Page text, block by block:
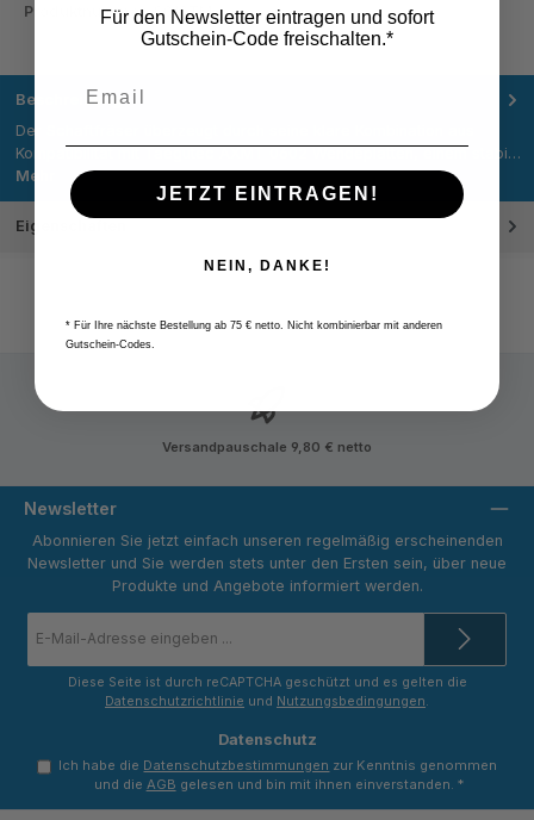
Produktnummer:S010TM
Beschreibung
Der Schaftfräser überzeugt durch seine klare Kombination aus
Kompatibilität mit Taegutec AXMT 0602 Wendeplatten, einem stabi…
Mehr
Eigenschaften
Versandpauschale 9,80 € netto
Newsletter
Abonnieren Sie jetzt einfach unseren regelmäßig erscheinenden
Newsletter und Sie werden stets unter den Ersten sein, über neue
Produkte und Angebote informiert werden.
Mail-
*
Diese Seite ist durch reCAPTCHA geschützt und es gelten die
Datenschutzrichtlinie und Nutzungsbedingungen.
Datenschutz
Ich habe die Datenschutzbestimmungen zur Kenntnis genommen
und die AGB gelesen und bin mit ihnen einverstanden. *
Für den Newsletter eintragen und sofort
Gutschein-Code freischalten.*
JETZT EINTRAGEN!
NEIN, DANKE!
* Für Ihre nächste Bestellung ab 75 € netto. Nicht kombinierbar mit anderen
Gutschein-Codes.